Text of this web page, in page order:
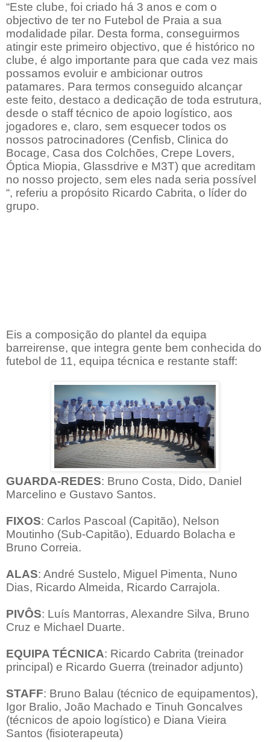
“Este clube, foi criado há 3 anos e com o
objectivo de ter no Futebol de Praia a sua
modalidade pilar. Desta forma, conseguirmos
atingir este primeiro objectivo, que é histórico no
clube, é algo importante para que cada vez mais
possamos evoluir e ambicionar outros
patamares. Para termos conseguido alcançar
este feito, destaco a dedicação de toda estrutura,
desde o staff técnico de apoio logístico, aos
jogadores e, claro, sem esquecer todos os
nossos patrocinadores (Cenfisb, Clinica do
Bocage, Casa dos Colchões, Crepe Lovers,
Óptica Miopia, Glassdrive e M3T) que acreditam
no nosso projecto, sem eles nada seria possível
“, referiu a propósito Ricardo Cabrita, o líder do
grupo.
Eis a composição do plantel da equipa
barreirense, que integra gente bem conhecida do
futebol de 11, equipa técnica e restante staff:
GUARDA-REDES: Bruno Costa, Dido, Daniel
Marcelino e Gustavo Santos.
FIXOS: Carlos Pascoal (Capitão), Nelson
Moutinho (Sub-Capitão), Eduardo Bolacha e
Bruno Correia.
ALAS: André Sustelo, Miguel Pimenta, Nuno
Dias, Ricardo Almeida, Ricardo Carrajola.
PIVÔS: Luís Mantorras, Alexandre Silva, Bruno
Cruz e Michael Duarte.
EQUIPA TÉCNICA: Ricardo Cabrita (treinador
principal) e Ricardo Guerra (treinador adjunto)
STAFF: Bruno Balau (técnico de equipamentos),
Igor Bralio, João Machado e Tinuh Goncalves
(técnicos de apoio logístico) e Diana Vieira
Santos (fisioterapeuta)